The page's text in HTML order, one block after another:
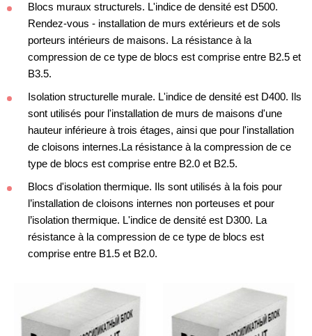
Blocs muraux structurels. L'indice de densité est D500.
Rendez-vous - installation de murs extérieurs et de sols
porteurs intérieurs de maisons. La résistance à la
compression de ce type de blocs est comprise entre B2.5 et
B3.5.
Isolation structurelle murale. L'indice de densité est D400. Ils
sont utilisés pour l'installation de murs de maisons d'une
hauteur inférieure à trois étages, ainsi que pour l'installation
de cloisons internes.La résistance à la compression de ce
type de blocs est comprise entre B2.0 et B2.5.
Blocs d'isolation thermique. Ils sont utilisés à la fois pour
l’installation de cloisons internes non porteuses et pour
l’isolation thermique. L'indice de densité est D300. La
résistance à la compression de ce type de blocs est
comprise entre B1.5 et B2.0.